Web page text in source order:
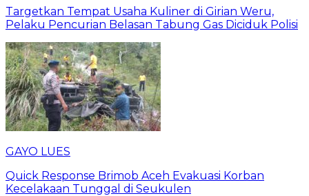
Targetkan Tempat Usaha Kuliner di Girian Weru,
Pelaku Pencurian Belasan Tabung Gas Diciduk Polisi
GAYO LUES
Quick Response Brimob Aceh Evakuasi Korban
Kecelakaan Tunggal di Seukulen